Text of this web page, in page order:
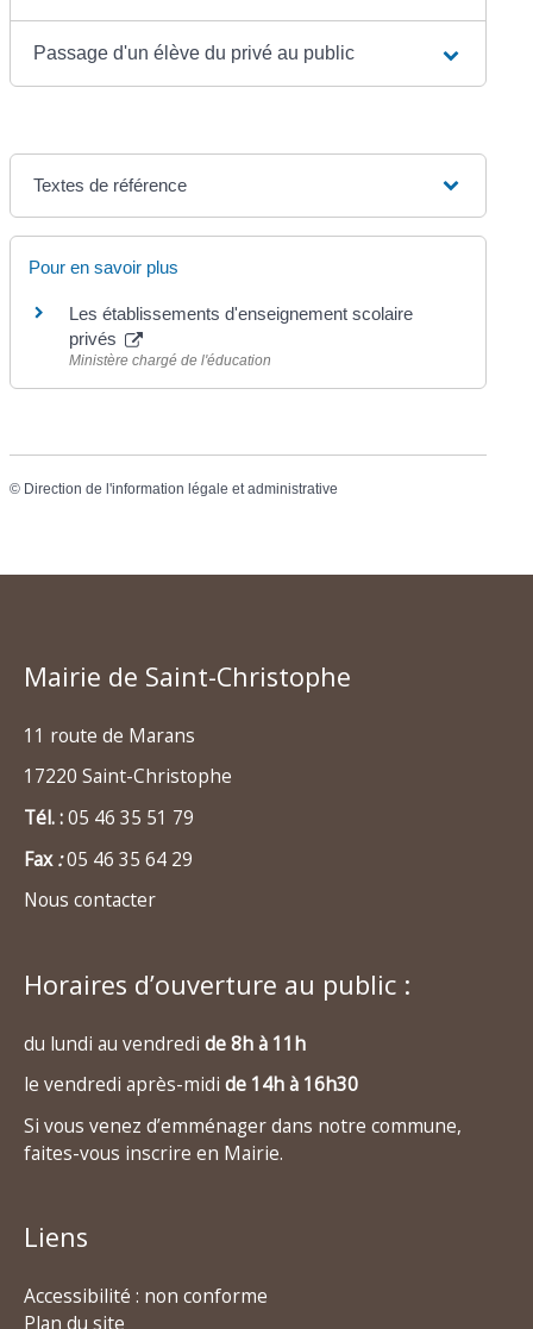
Passage d'un élève du privé au public
Textes de référence
Pour en savoir plus
Les établissements d'enseignement scolaire
privés
Ministère chargé de l'éducation
© Direction de l'information légale et administrative
Mairie de Saint-Christophe
11 route de Marans
17220 Saint-Christophe
Tél. :05 46 35 51 79
Fax:05 46 35 64 29
Nous contacter
Horaires d’ouverture au public :
du lundi au vendredi de 8h à 11h
le vendredi après-midi de 14h à 16h30
Si vous venez d’emménager dans notre commune,
faites-vous inscrire en Mairie.
Liens
Accessibilité : non conforme
Plan du site